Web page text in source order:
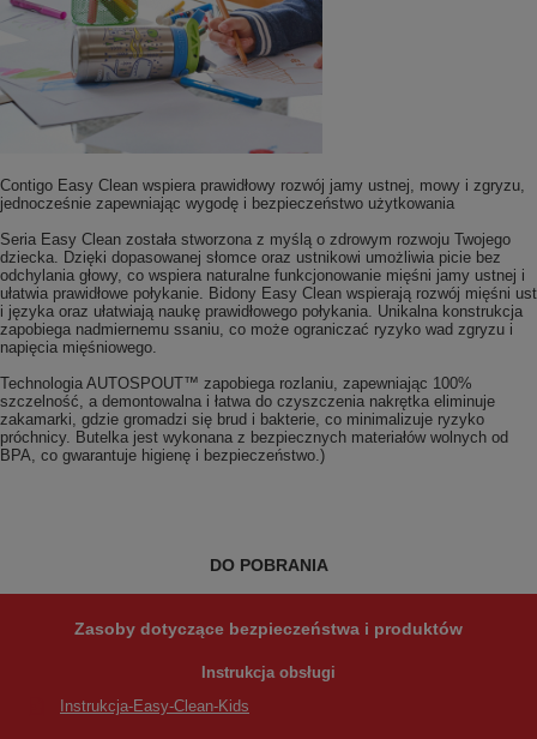
Contigo Easy Clean wspiera prawidłowy rozwój jamy ustnej, mowy i zgryzu,
jednocześnie zapewniając wygodę i bezpieczeństwo użytkowania
Seria Easy Clean została stworzona z myślą o zdrowym rozwoju Twojego
dziecka. Dzięki dopasowanej słomce oraz ustnikowi umożliwia picie bez
odchylania głowy, co wspiera naturalne funkcjonowanie mięśni jamy ustnej i
ułatwia prawidłowe połykanie. Bidony Easy Clean wspierają rozwój mięśni ust
i języka oraz ułatwiają naukę prawidłowego połykania. Unikalna konstrukcja
zapobiega nadmiernemu ssaniu, co może ograniczać ryzyko wad zgryzu i
napięcia mięśniowego.
Technologia AUTOSPOUT™ zapobiega rozlaniu, zapewniając 100%
szczelność, a demontowalna i łatwa do czyszczenia nakrętka eliminuje
zakamarki, gdzie gromadzi się brud i bakterie, co minimalizuje ryzyko
próchnicy. Butelka jest wykonana z bezpiecznych materiałów wolnych od
BPA, co gwarantuje higienę i bezpieczeństwo.)
DO POBRANIA
Zasoby dotyczące bezpieczeństwa i produktów
Instrukcja obsługi
Instrukcja-Easy-Clean-Kids